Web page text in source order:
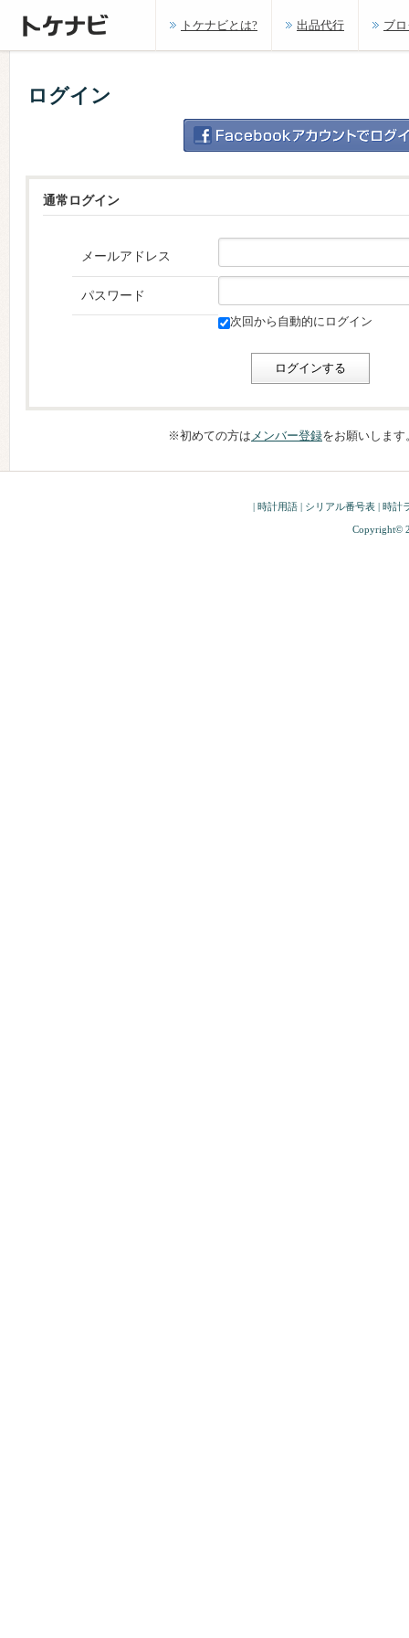
トケナビとは? 出品代行 ブ
ログイン
通常ログイン
メールアドレス
パスワード
次回から自動的にログイン
※初めての方は メンバー登録をお願いしま
| 時計用語 | シリアル番号表 | 時計
Copyright©